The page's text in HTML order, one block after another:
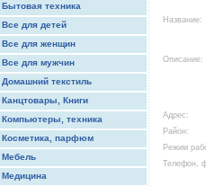
Бытовая техника
Все для детей
Все для женщин
Все для мужчин
Домашний текстиль
Канцтовары, Книги
Компьютеры, техника
Косметика, парфюм
Мебель
Медицина
Название:
Описание:
Адрес:
Район:
Режим
Телефон,